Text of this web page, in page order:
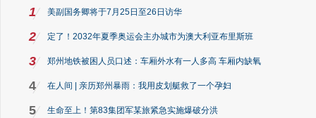
1 美副国务卿将于7月25日至26日访华
2 定了！2032年夏季奥运会主办城市为澳大利亚布里斯班
3 郑州地铁被困人员口述：车厢外水有一人多高 车厢内缺氧
4 在人间 | 亲历郑州暴雨：我用皮划艇救了一个孕妇
5 生命至上！第83集团军某旅紧急实施爆破分洪